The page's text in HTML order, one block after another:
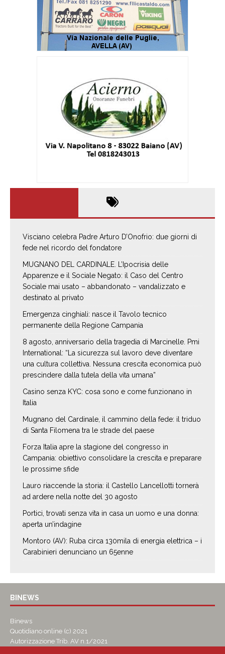
Visciano celebra Padre Arturo D’Onofrio: due giorni di
fede nel ricordo del fondatore
MUGNANO DEL CARDINALE. L’Ipocrisia delle
Apparenze e il Sociale Negato: il Caso del Centro
Sociale mai usato – abbandonato – vandalizzato e
destinato al privato
Emergenza cinghiali: nasce il Tavolo tecnico
permanente della Regione Campania
8 agosto, anniversario della tragedia di Marcinelle. Pmi
International: “La sicurezza sul lavoro deve diventare
una cultura collettiva. Nessuna crescita economica può
prescindere dalla tutela della vita umana”
Casino senza KYC: cosa sono e come funzionano in
Italia
Mugnano del Cardinale, il cammino della fede: il triduo
di Santa Filomena tra le strade del paese
Forza Italia apre la stagione del congresso in
Campania: obiettivo consolidare la crescita e preparare
le prossime sfide
Lauro riaccende la storia: il Castello Lancellotti tornerà
ad ardere nella notte del 30 agosto
Portici, trovati senza vita in casa un uomo e una donna:
aperta un’indagine
Montoro (AV): Ruba circa 130mila di energia elettrica – i
Carabinieri denunciano un 65enne
BINEWS
Binews
Quotidiano online (c) 2021
Autorizzazione Trib. AV n.1/2021